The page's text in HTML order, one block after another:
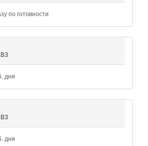
по готовности
дня
дня